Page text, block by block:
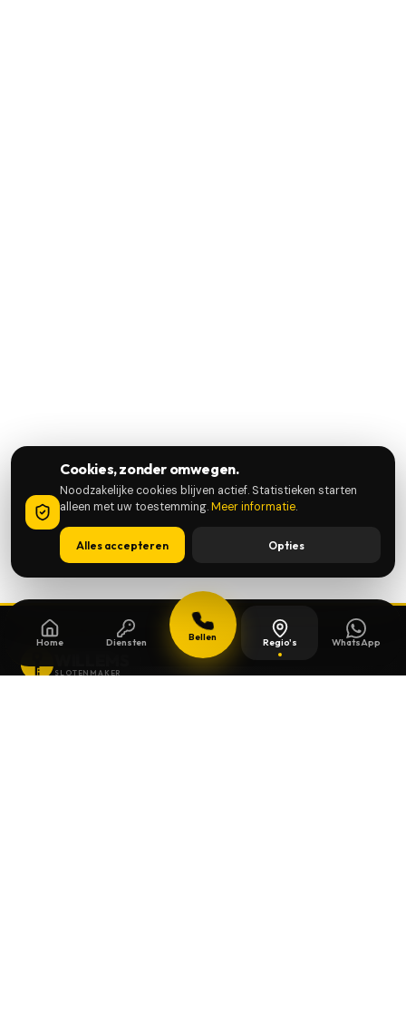
Home Diensten Bellen Regio's WhatsApp
SLOTENMAKER
Cookies, zonder omwegen.
Noodzakelijke cookies blijven actief. Statistieken starten
alleen met uw toestemming.Meer informatie.
Alles accepteren Opties